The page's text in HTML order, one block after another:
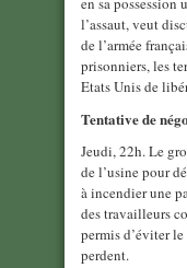
l’assaut, veut
de l’armée
prisonniers, les
Etats Unis de
Tentative de
Jeudi, 22h. Le
de l’usine pour
à incendier une
des travailleurs
permis d’éviter
perdent.